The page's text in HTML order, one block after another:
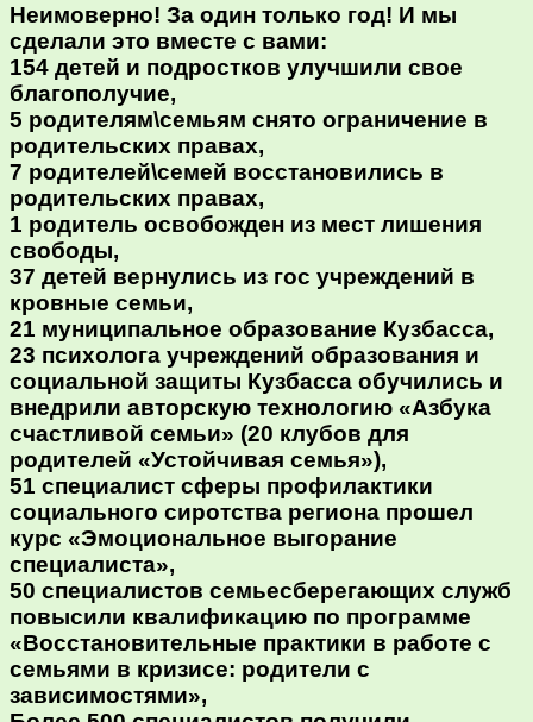
Неимоверно! За один только год! И мы
сделали это вместе с вами:
154 детей и подростков улучшили свое
благополучие,
️5 родителям\семьям снято ограничение в
родительских правах,
7 родителей\семей восстановились в
родительских правах,
1 родитель освобожден из мест лишения
свободы,
37 детей вернулись из гос учреждений в
кровные семьи,
21 муниципальное образование Кузбасса,
23 психолога учреждений образования и
социальной защиты Кузбасса обучились и
внедрили авторскую технологию «Азбука
счастливой семьи» (20 клубов для
родителей «Устойчивая семья»),
51 специалист сферы профилактики
социального сиротства региона прошел
курс «Эмоциональное выгорание
специалиста»,
50 специалистов семьесберегающих служб
повысили квалификацию по программе
«Восстановительные практики в работе с
семьями в кризисе: родители с
зависимостями»,